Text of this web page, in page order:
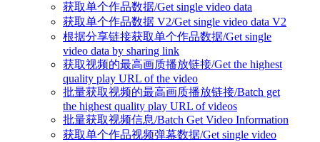
获取单个作品数据/Get single video data
获取单个作品数据 V2/Get single video data V2
根据分享链接获取单个作品数据/Get single
video data by sharing link
获取视频的最高画质播放链接/Get the highest
quality play URL of the video
批量获取视频的最高画质播放链接/Batch get
the highest quality play URL of videos
批量获取视频信息/Batch Get Video Information
获取单个作品视频弹幕数据/Get single video